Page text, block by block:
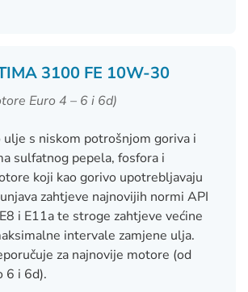
3100 FE 10W-30
Euro 4 – 6 i 6d)
s niskom potrošnjom goriva i
sulfatnog pepela, fosfora i
koji kao gorivo upotrebljavaju
zahtjeve najnovijih normi API
i E11a te stroge zahtjeve većine
intervale zamjene ulja.
za najnovije motore (od
6 i 6d).